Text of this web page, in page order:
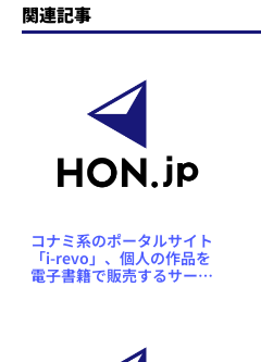
関連記事
コナミ系のポータルサイト
「i-revo」、個人の作品を
電子書籍で販売するサービ